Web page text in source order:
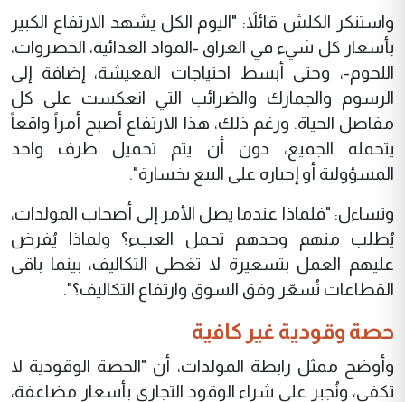
واستنكر الكلش قائلاً: "اليوم الكل يشهد الارتفاع الكبير
بأسعار كل شيء في العراق -المواد الغذائية، الخضروات،
اللحوم-، وحتى أبسط احتياجات المعيشة، إضافة إلى
الرسوم والجمارك والضرائب التي انعكست على كل
مفاصل الحياة. ورغم ذلك، هذا الارتفاع أصبح أمراً واقعاً
يتحمله الجميع، دون أن يتم تحميل طرف واحد
المسؤولية أو إجباره على البيع بخسارة".
وتساءل: "فلماذا عندما يصل الأمر إلى أصحاب المولدات،
يُطلب منهم وحدهم تحمل العبء؟ ولماذا يُفرض
عليهم العمل بتسعيرة لا تغطي التكاليف، بينما باقي
القطاعات تُسعّر وفق السوق وارتفاع التكاليف؟".
حصة وقودية غير كافية
وأوضح ممثل رابطة المولدات، أن "الحصة الوقودية لا
تكفي، ونُجبر على شراء الوقود التجاري بأسعار مضاعفة،